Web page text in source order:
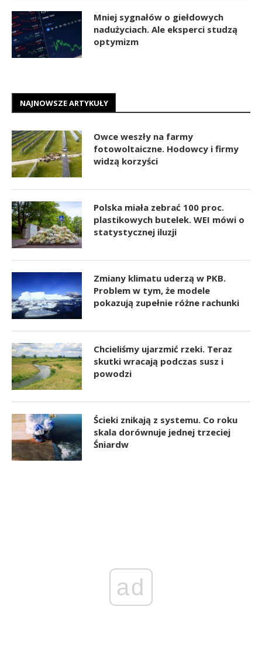
Mniej sygnałów o giełdowych
nadużyciach. Ale eksperci studzą
optymizm
NAJNOWSZE ARTYKUŁY
Owce weszły na farmy
fotowoltaiczne. Hodowcy i firmy
widzą korzyści
Polska miała zebrać 100 proc.
plastikowych butelek. WEI mówi o
statystycznej iluzji
Zmiany klimatu uderzą w PKB.
Problem w tym, że modele
pokazują zupełnie różne rachunki
Chcieliśmy ujarzmić rzeki. Teraz
skutki wracają podczas susz i
powodzi
Ścieki znikają z systemu. Co roku
skala dorównuje jednej trzeciej
Śniardw
ad